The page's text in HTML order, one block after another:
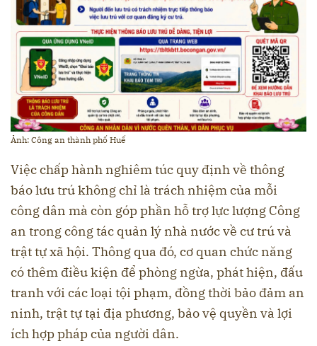
Ảnh: Công an thành phố Huế
Việc chấp hành nghiêm túc quy định về thông
báo lưu trú không chỉ là trách nhiệm của mỗi
công dân mà còn góp phần hỗ trợ lực lượng Công
an trong công tác quản lý nhà nước về cư trú và
trật tự xã hội. Thông qua đó, cơ quan chức năng
có thêm điều kiện để phòng ngừa, phát hiện, đấu
tranh với các loại tội phạm, đồng thời bảo đảm an
ninh, trật tự tại địa phương, bảo vệ quyền và lợi
ích hợp pháp của người dân.